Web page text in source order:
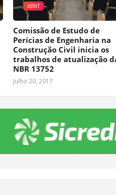
ABNT
Comissão de Estudo de
Perícias de Engenharia na
Construção Civil inicia os
trabalhos de atualização
NBR 13752
Julho 20, 2017